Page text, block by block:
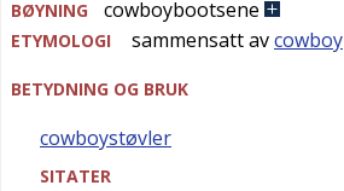
BØYNING cowboybootsene
ETYMOLOGI sammensatt avcowboy
BETYDNING OG BRUK
cowboystøvler
SITATER